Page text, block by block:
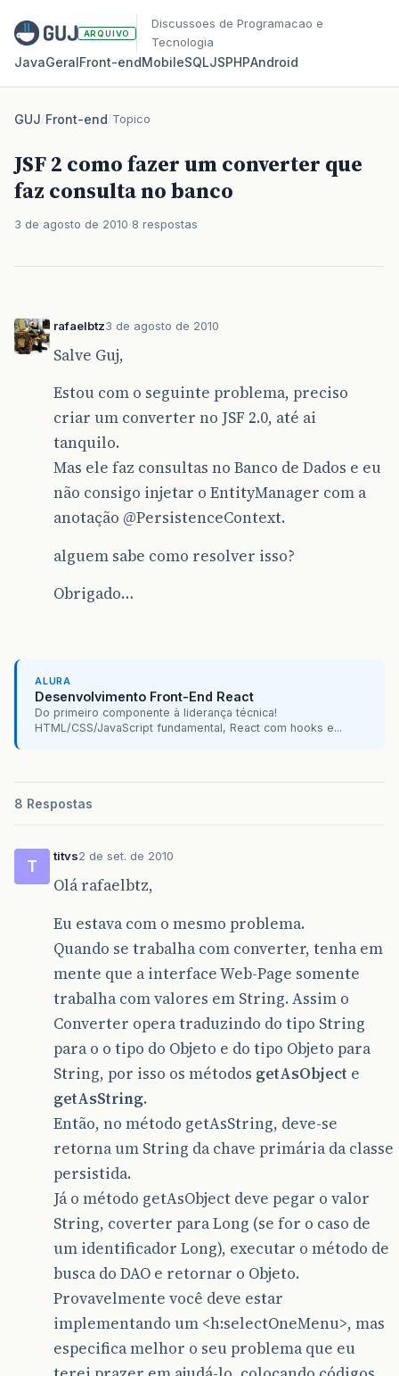
ARQUIVO
Discussoes de Programacao e
Tecnologia
JavaGeralFront‑endMobileSQLJSPHPAndroid
GUJ/Front-end/Topico
JSF 2 como fazer um converter que
faz consulta no banco
3 de agosto de 2010 8 respostas
rafaelbtz3 de agosto de 2010
Salve Guj,
Estou com o seguinte problema, preciso
criar um converter no JSF 2.0, até ai
tanquilo.
Mas ele faz consultas no Banco de Dados e eu
não consigo injetar o EntityManager com a
anotação @PersistenceContext.
alguem sabe como resolver isso?
Obrigado…
ALURA
Desenvolvimento Front-End React
Do primeiro componente à liderança técnica!
HTML/CSS/JavaScript fundamental, React com hooks e...
8 Respostas
T
titvs2 de set. de 2010
Olá rafaelbtz,
Eu estava com o mesmo problema.
Quando se trabalha com converter, tenha em
mente que a interface Web-Page somente
trabalha com valores em String. Assim o
Converter opera traduzindo do tipo String
para o o tipo do Objeto e do tipo Objeto para
String, por isso os métodos getAsObject e
getAsString.
Então, no método getAsString, deve-se
retorna um String da chave primária da classe
persistida.
Já o método getAsObject deve pegar o valor
String, coverter para Long (se for o caso de
um identificador Long), executar o método de
busca do DAO e retornar o Objeto.
Provavelmente você deve estar
implementando um <h:selectOneMenu>, mas
especifica melhor o seu problema que eu